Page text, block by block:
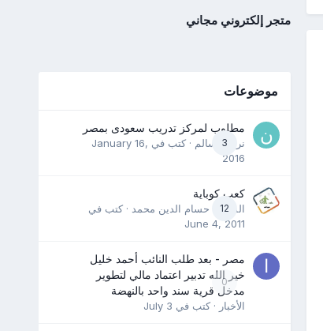
متجر إلكتروني مجاني
موضوعات
3
مطلوب لمركز تدريب سعودى بمصر
نرمين سالم · كتب في January 16,
2016
12
كعب كوباية
المدرب حسام الدين محمد · كتب في
June 4, 2011
0
مصر - بعد طلب النائب أحمد خليل
خير الله تدبير اعتماد مالي لتطوير
مدخل قرية سند واحد بالنهضة
الأخبار · كتب في July 3